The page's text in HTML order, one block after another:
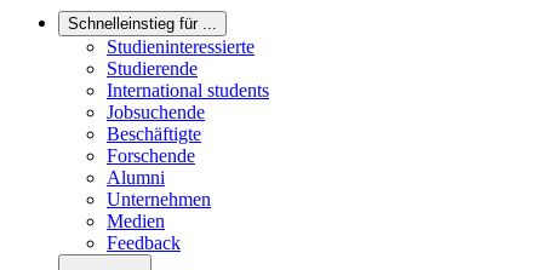
Schnelleinstieg für ...
Studieninteressierte
Studierende
International students
Jobsuchende
Beschäftigte
Forschende
Alumni
Unternehmen
Medien
Feedback